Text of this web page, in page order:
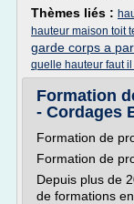
Thèmes liés :
hauteur maison toit
garde corps a
quelle hauteur faut
Formation
- Cordages
Formation de
Formation de
Depuis plus de
de formations